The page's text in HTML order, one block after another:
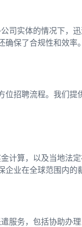
司实体的情况下，迅
保了合规性和效率。
招聘流程。我们提
计算，以及当地法
业在全球范围内的
服务，包括协助办